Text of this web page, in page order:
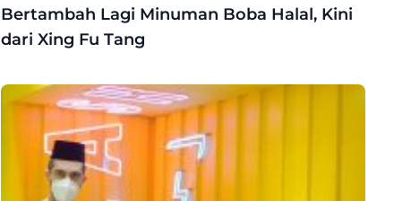
Bertambah Lagi Minuman Boba Halal, Kini
dari Xing Fu Tang